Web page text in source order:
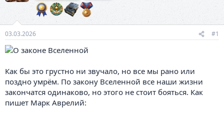
а
03.03.2026 #1
Как бы это грустно ни звучало, но все мы рано или
поздно умрём. По закону Вселенной все наши жизни
закончатся одинаково, но этого не стоит бояться. Как
пишет Марк Аврелий: